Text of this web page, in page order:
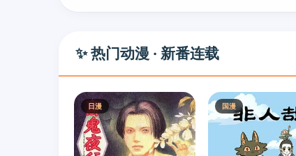
✨ 热门动漫 · 新番连载
日漫 国漫